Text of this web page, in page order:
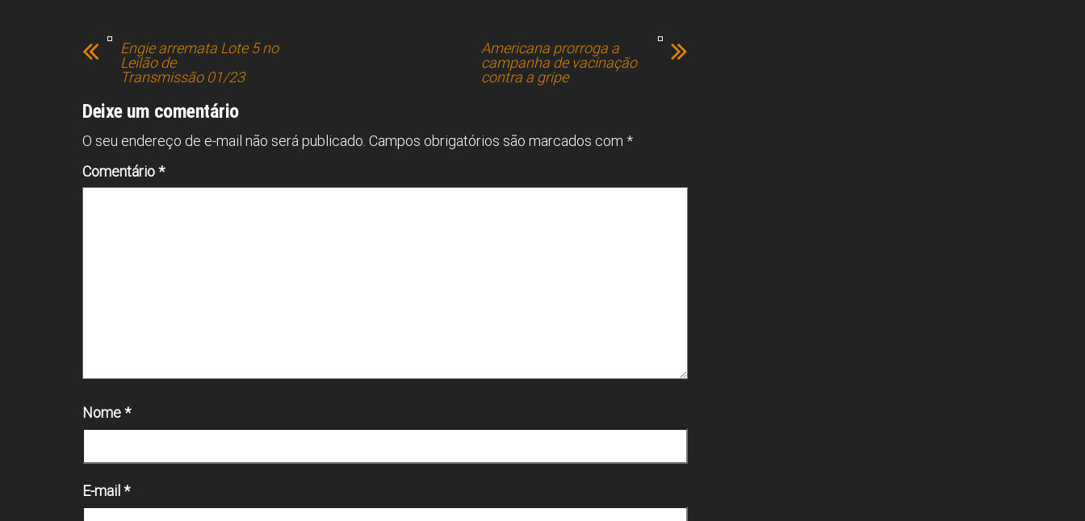
b
o
ok
a
d
s
s
A
p
p
dI
n
l
Engie arremata Lote 5 no
Leilão de
Transmissão 01/23
Americana prorroga a
campanha de vacinação
contra a gripe
Deixe um comentário
O seu endereço de e-mail não será publicado. Campos obrigatórios são marcados com *
Comentário*
Nome*
E-mail*